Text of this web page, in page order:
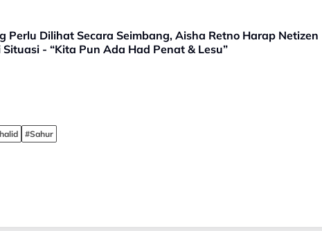
Perlu Dilihat Secara Seimbang, Aisha Retno Harap Netizen
- “Kita Pun Ada Had Penat & Lesu”
#Sahur